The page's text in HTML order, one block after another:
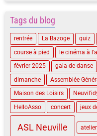
Tags du blog
rentrée La Bazoge quiz
course à pied
le cinéma à
février 2025
gala de danse
dimanche
Assemblée
Maison des Loisirs
HelloAsso
concert jeux
ASL Neuville